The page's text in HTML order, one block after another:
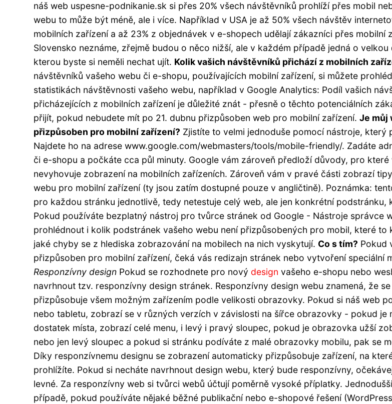
náš web uspesne-podnikanie.sk si přes 20% všech návštěvníků prohlíží přes mobil
webu to může být méně, ale i více. Například v USA je až 50% všech návštěv
mobilních zařízení a až 23% z objednávek v e-shopech udělají zákazníci přes mobilní
Slovensko neznáme, zřejmě budou o něco nižší, ale v každém případě jedná o velkou
kterou byste si neměli nechat ujít. Kolik vašich návštěvníků přichází z mobilních
návštěvníků vašeho webu či e-shopu, používajících mobilní zařízení, si můžete
statistikách návštěvnosti vašeho webu, například v Google Analytics: Podíl vašich
přicházejících z mobilních zařízení je důležité znát - přesně o těchto potenciálních
přijít, pokud nebudete mít po 21. dubnu přizpůsoben web pro mobilní zařízení. Je můj
přizpůsoben pro mobilní zařízení? Zjistíte to velmi jednoduše pomocí nástroje, který
Najdete ho na adrese www.google.com/webmasters/tools/mobile-friendly/. Zadáte
či e-shopu a počkáte cca půl minuty. Google vám zároveň předloží důvody, pro které
nevyhovuje zobrazení na mobilních zařízeních. Zároveň vám v pravé části zobrazí
webu pro mobilní zařízení (ty jsou zatím dostupné pouze v angličtině). Poznámka:
pro každou stránku jednotlivě, tedy netestuje celý web, ale jen konkrétní podstránku,
Pokud používáte bezplatný nástroj pro tvůrce stránek od Google - Nástroje správce
prohlédnout i kolik podstránek vašeho webu není přizpůsobených pro mobil, které to
jaké chyby se z hlediska zobrazování na mobilech na nich vyskytují. Co s tím? Pokud
přizpůsoben pro mobilní zařízení, čeká vás redizajn stránek nebo vytvoření speciální
Responzívny design Pokud se rozhodnete pro nový design vašeho e-shopu nebo
navrhnout tzv. responzívny design stránek. Responzívny design webu znamená, že
přizpůsobuje všem možným zařízením podle velikosti obrazovky. Pokud si náš web
nebo tabletu, zobrazí se v různých verzích v závislosti na šířce obrazovky - pokud je
dostatek místa, zobrazí celé menu, i levý i pravý sloupec, pokud je obrazovka užší
nebo jen levý sloupec a pokud si stránku podíváte z malé obrazovky mobilu, pak se
Díky responzívnemu designu se zobrazení automaticky přizpůsobuje zařízení, na
prohlížíte. Pokud si necháte navrhnout design webu, který bude responzívny,
levné. Za responzívny web si tvůrci webů účtují poměrně vysoké příplatky.
případě, pokud používáte nějaké běžné publikační nebo e-shopové řešení